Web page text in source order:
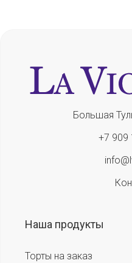
Большая
+7 909
Наша продукты
Торты на заказ